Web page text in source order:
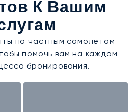
К Вашим
по частным самолётам
помочь вам на каждом
бронирования.